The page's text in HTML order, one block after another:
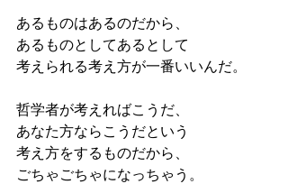
あるものはあるのだから、
あるものとしてあるとして
考えられる考え方が一番いいんだ。
哲学者が考えればこうだ、
あなた方ならこうだという
考え方をするものだから、
ごちゃごちゃになっちゃう。